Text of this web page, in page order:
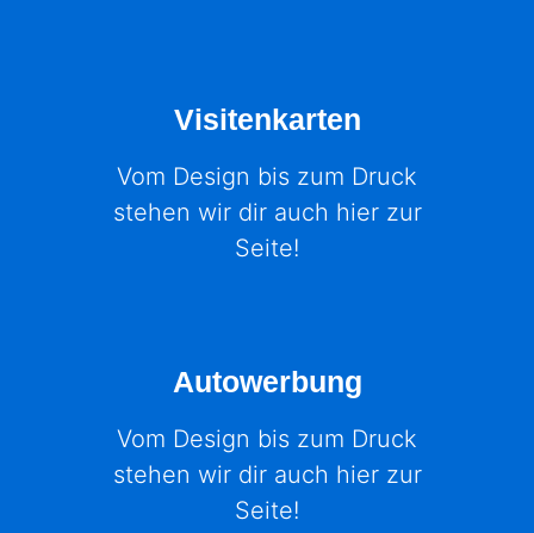
Visitenkarten
Vom Design bis zum Druck
stehen wir dir auch hier zur
Seite!
Autowerbung
Vom Design bis zum Druck
stehen wir dir auch hier zur
Seite!